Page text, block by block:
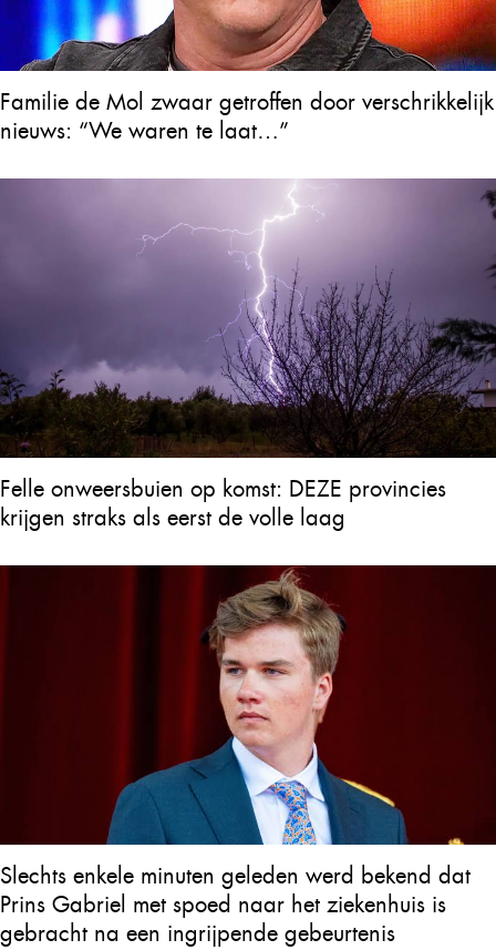
Familie de Mol zwaar getroffen door verschrikkelijk
nieuws: “We waren te laat…”
Felle onweersbuien op komst: DEZE provincies
krijgen straks als eerst de volle laag
Slechts enkele minuten geleden werd bekend dat
Prins Gabriel met spoed naar het ziekenhuis is
gebracht na een ingrijpende gebeurtenis